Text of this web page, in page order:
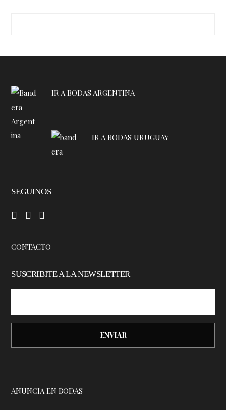
IR A BODAS ARGENTINA
IR A BODAS URUGUAY
SEGUINOS
CONTACTO
SUSCRIBITE A LA NEWSLETTER
ANUNCIA EN BODAS